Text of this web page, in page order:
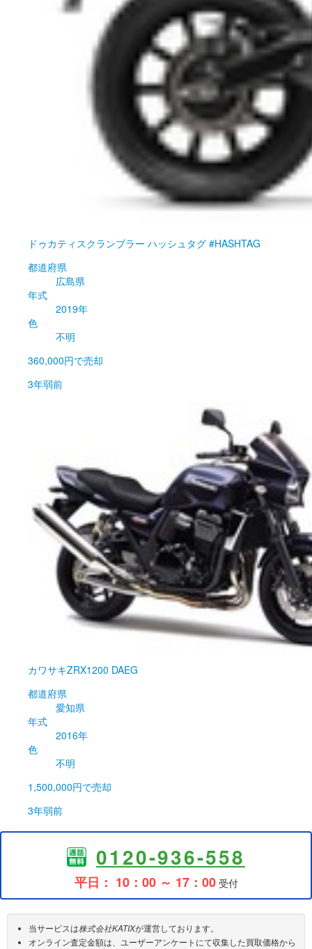
ドゥカティ スクランブラー ハッシュタグ #HASHTAG
都道府県
広島県
年式
2019年
色
不明
360,000円で売却
3年弱前
カワサキZRX1200 DAEG
都道府県
愛知県
年式
2016年
色
不明
1,500,000円で売却
3年弱前
0120-936-558
平日： 10：00 ～ 17：00受付
当サービスは株式会社KATIXが運営しております。
オンライン査定金額は、ユーザーアンケートにて収集した買取価格から